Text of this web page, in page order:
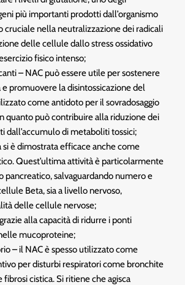
più importanti prodotti dall’organismo
cruciale nella neutralizzazione dei radicali
delle cellule dallo stress ossidativo
fisico intenso;
– NAC può essere utile per sostenere
promuovere la disintossicazione del
come antidoto per il sovradosaggio
quanto può contribuire alla riduzione dei
dall’accumulo di metaboliti tossici;
è dimostrata efficace anche come
Quest’ultima attività è particolarmente
pancreatico, salvaguardando numero e
Beta, sia a livello nervoso,
delle cellule nervose;
alla capacità di ridurre i ponti
mucoproteine;
– il NAC è spesso utilizzato come
per disturbi respiratori come bronchite
fibrosi cistica. Si ritiene che agisca